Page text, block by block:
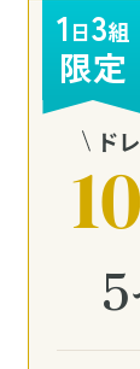
1日3組
限定
ド
5